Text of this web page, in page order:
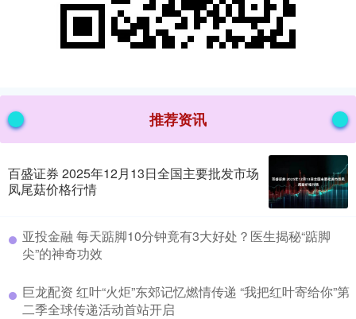
推荐资讯
百盛证券 2025年12月13日全国主要批发市场
凤尾菇价格行情
​亚投金融 每天踮脚10分钟竟有3大好处？医生揭秘“踮脚
尖”的神奇功效
​巨龙配资 红叶“火炬”东郊记忆燃情传递 “我把红叶寄给你”第
二季全球传递活动首站开启